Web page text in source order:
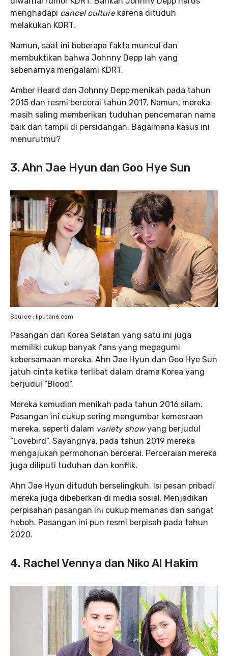
menghadapi cancel culturekarena dituduh
melakukan KDRT.
Namun, saat ini beberapa fakta muncul dan
membuktikan bahwa Johnny Depp lah yang
sebenarnya mengalami KDRT.
Amber Heard dan Johnny Depp menikah pada tahun
2015 dan resmi bercerai tahun 2017. Namun, mereka
masih saling memberikan tuduhan pencemaran nama
baik dan tampil di persidangan. Bagaimana kasus ini
menurutmu?
3. Ahn Jae Hyun dan Goo Hye Sun
Source : liputan6.com
Pasangan dari Korea Selatan yang satu ini juga
memiliki cukup banyak fans yang megagumi
kebersamaan mereka. Ahn Jae Hyun dan Goo Hye Sun
jatuh cinta ketika terlibat dalam drama Korea yang
berjudul “Blood”.
Mereka kemudian menikah pada tahun 2016 silam.
Pasangan ini cukup sering mengumbar kemesraan
mereka, seperti dalam variety showyang berjudul
“Lovebird”. Sayangnya, pada tahun 2019 mereka
mengajukan permohonan bercerai. Perceraian mereka
juga diliputi tuduhan dan konflik.
Ahn Jae Hyun dituduh berselingkuh. Isi pesan pribadi
mereka juga dibeberkan di media sosial. Menjadikan
perpisahan pasangan ini cukup memanas dan sangat
heboh. Pasangan ini pun resmi berpisah pada tahun
2020.
4. Rachel Vennya dan Niko Al Hakim